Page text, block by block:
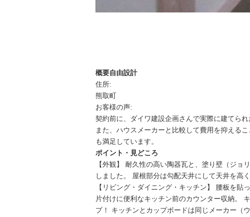
概要自由設計
住所:
熊取町
お客様の声:
契約前に、ダイワ建設企画さんで実際に建てら
また、ハウスメーカーと比較して費用を抑える
も満足しています。
ポイント・見どころ
【外観】 耐久性の高い陶器瓦と、塗り壁（ジ
しました。 屋根部分は勾配天井にして天井を高
【リビング・ダイニング・キッチン】 腰板を
片付けに便利なキッチン前のカウンター収納。
プ！ キッチンとカップボードは同じメーカー（